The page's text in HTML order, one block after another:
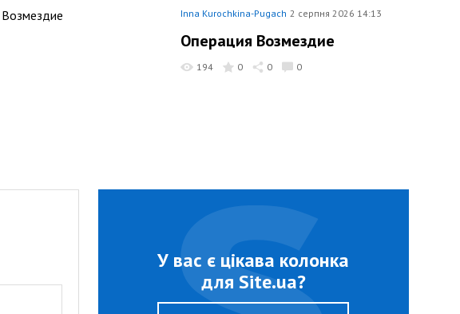
Inna Kurochkina-Pugach 2 серпня 2026 14:13
Операция Возмездие
194 0 0 0
У вас є цікава колонка
для Site.ua?